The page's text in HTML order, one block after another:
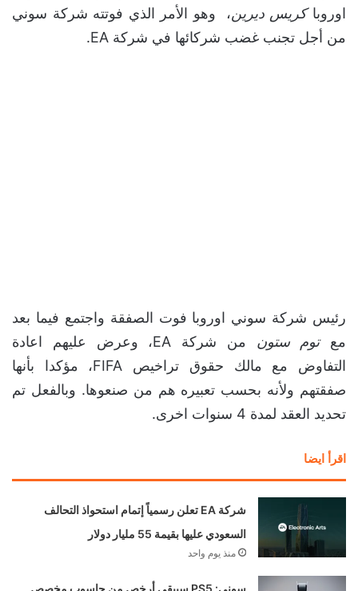
اوروباكريس ديرين، وهو الأمر الذي فوتته شركة سوني
من أجل تجنب غضب شركائها في شركة EA.
رئيس شركة سوني اوروبا فوت الصفقة واجتمع فيما بعد
مع توم ستون
من شركة EA، وعرض عليهم اعادة
التفاوض مع مالك حقوق تراخيص FIFA، مؤكدا بأنها
صفقتهم ولأنه بحسب تعبيره هم من صنعوها. وبالفعل تم
تحديد العقد لمدة 4 سنوات اخرى.
اقرأ ايضا
شركة EA تعلن رسمياً إتمام استحواذ التحالف
السعودي عليها بقيمة 55 مليار دولار
منذ يوم واحد
سوني: PS5 سيبقى أرخص من حاسوب مخصص